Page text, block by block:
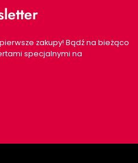
zakupy! Bądź na bieżąco
specjalnymi na